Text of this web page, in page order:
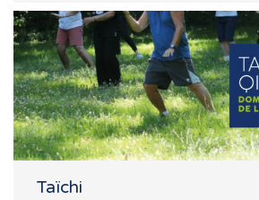
Taïchi